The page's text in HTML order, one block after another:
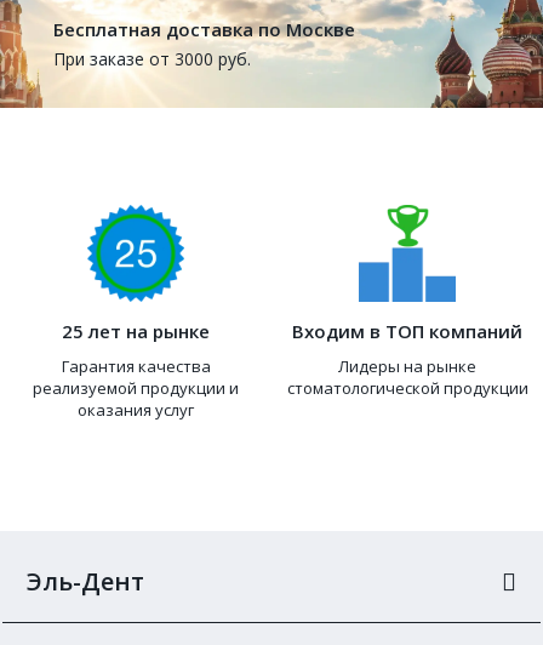
Бесплатная доставка по Москве
При заказе от 3000 руб.
25 лет на рынке
Гарантия качества
реализуемой продукции и
оказания услуг
Входим в ТОП компаний
Лидеры на рынке
стоматологической продукции
Эль-Дент